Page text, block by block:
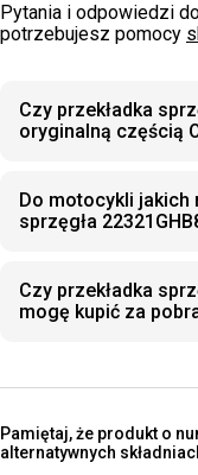
Pytania i odpowiedzi
potrzebujesz pomocy
Czy przekładka
oryginalną częścią
Do motocykli jakich
sprzęgła
Czy przekładka
mogę kupić za
Pamiętaj, że produkt o
alternatywnych